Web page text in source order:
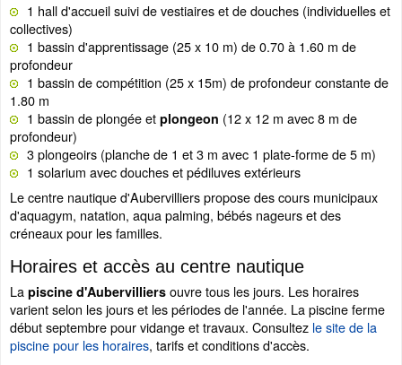
1 hall d'accueil suivi de vestiaires et de douches (individuelles et
collectives)
1 bassin d'apprentissage (25 x 10 m) de 0.70 à 1.60 m de
profondeur
1 bassin de compétition (25 x 15m) de profondeur constante de
1.80 m
1 bassin de plongée et plongeon (12 x 12 m avec 8 m de
profondeur)
3 plongeoirs (planche de 1 et 3 m avec 1 plate-forme de 5 m)
1 solarium avec douches et pédiluves extérieurs
Le centre nautique d'Aubervilliers propose des cours municipaux
d'aquagym, natation, aqua palming, bébés nageurs et des
créneaux pour les familles.
Horaires et accès au centre nautique
La piscine d'Aubervilliers ouvre tous les jours. Les horaires
varient selon les jours et les périodes de l'année. La piscine ferme
début septembre pour vidange et travaux. Consultez le site de la
piscine pour les horaires, tarifs et conditions d'accès.